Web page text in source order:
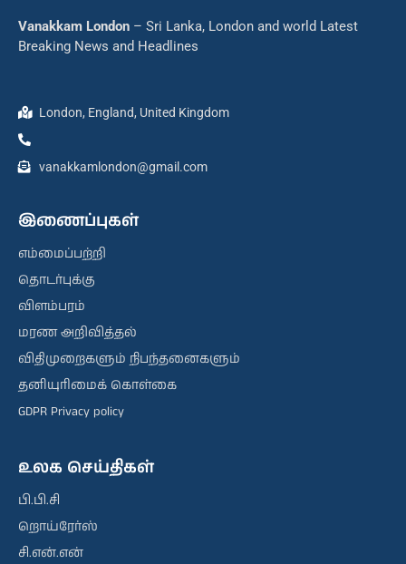
Vanakkam London – Sri Lanka, London and world Latest
Breaking News and Headlines
London, England, United Kingdom
vanakkamlondon@gmail.com
இணைப்புகள்
எம்மைப்பற்றி
தொடர்புக்கு
விளம்பரம்
மரண அறிவித்தல்
விதிமுறைகளும் நிபந்தனைகளும்
தனியுரிமைக் கொள்கை
GDPR Privacy policy
உலக செய்திகள்
பி.பி.சி
றொய்ரேர்ஸ்
சி.என்.என்